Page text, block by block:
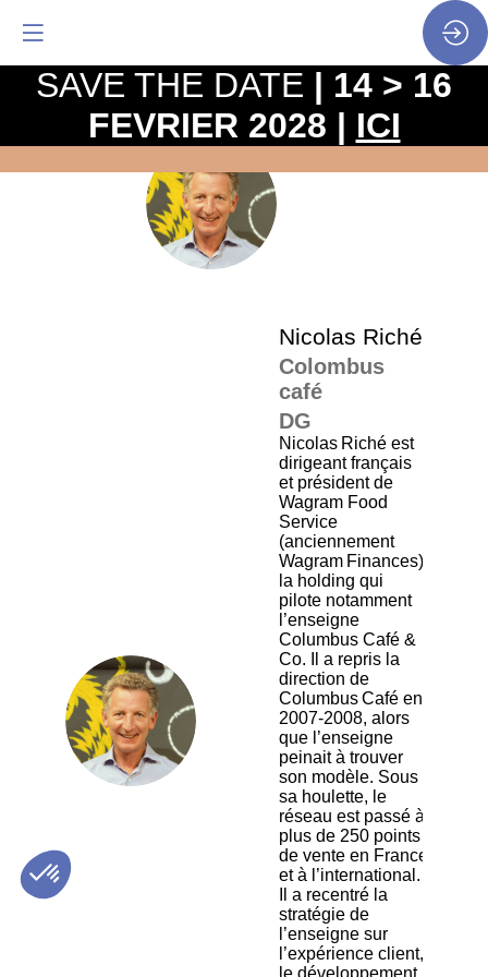
NR
NR
Nicolas Riché
Colombus
café
DG
Nicolas Riché est
dirigeant français
et président de
Wagram Food
Service
(anciennement
Wagram Finances),
la holding qui
pilote notamment
l’enseigne
Columbus Café &
Co. Il a repris la
direction de
Columbus Café en
2007‑2008, alors
que l’enseigne
peinait à trouver
son modèle. Sous
sa houlette, le
réseau est passé à
plus de 250 points
de vente en France
et à l’international.
Il a recentré la
stratégie de
l’enseigne sur
l’expérience client,
le développement
SAVE THE DATE | 14 > 16
FEVRIER 2028 | ICI